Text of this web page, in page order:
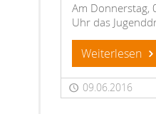
Am Donnerstag,
Uhr das
Weiterlesen
09.06.2016